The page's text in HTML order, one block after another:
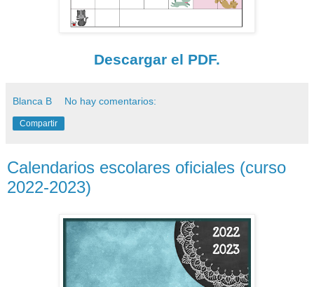
Descargar el PDF.
Blanca B No hay comentarios:
Compartir
Calendarios escolares oficiales (curso
2022-2023)